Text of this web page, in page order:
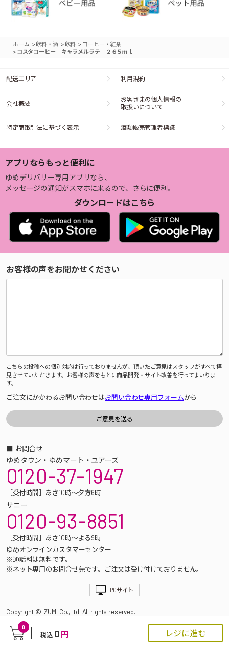
0
税込 0 円 レジに進む
ホーム >飲料・酒 >飲料 > コーヒー・紅茶
> コスタコーヒー キャラメルラテ ２６５ｍｌ
配送エリア 利用規約
会社概要
お客さまの個人情報の
取扱いについて
特定商取引法に基づく表示 酒類販売管理者標識
アプリならもっと便利に
ゆめデリバリー専用アプリなら、
メッセージの通知がスマホに来るので、さらに便利。
ダウンロードはこちら
お客様の声をお聞かせください
こちらの投稿への個別対応は行っておりませんが、頂いたご意見はスタッフがすべて拝
見させていただきます。お客様の声をもとに商品開発・サイト改善を行ってまいりま
す。
ご注文にかかわるお問い合わせはお問い合わせ専用フォームから
■ お問合せ
ゆめタウン・ゆめマート・ユアーズ
0120-37-1947
［受付時間］あさ10時～夕方6時
サニー
0120-93-8851
［受付時間］あさ10時～よる9時
ゆめオンラインカスタマーセンター
※通話料は無料です。
※ネット専用のお問合せ先です。ご注文は受け付けておりません。
PCサイト
Copyright © IZUMI Co.,Ltd. All rights reserved.